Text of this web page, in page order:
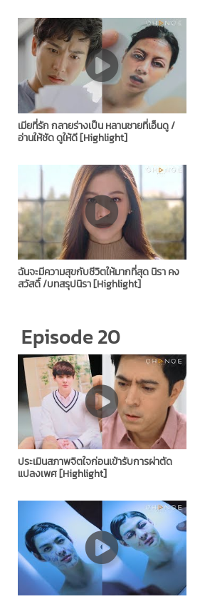
เมียที่รัก กลายร่างเป็น หลานชายที่เอ็นดู /
อ่านให้ชัด ดูให้ดี ​[Highlight]
ฉันจะมีความสุขกับชีวิตให้มากที่สุด นิรา คง
สวัสดิ์ /บทสรุปนิรา [Highlight]
Episode 20
ประเมินสภาพจิตใจก่อนเข้ารับการผ่าตัด
แปลงเพศ [Highlight]